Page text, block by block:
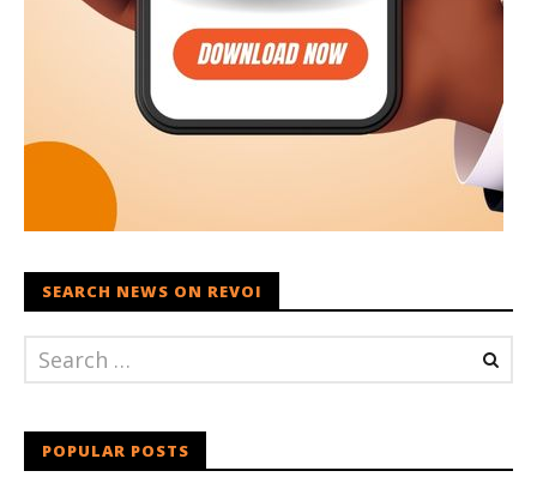
SEARCH NEWS ON REVOI
POPULAR POSTS